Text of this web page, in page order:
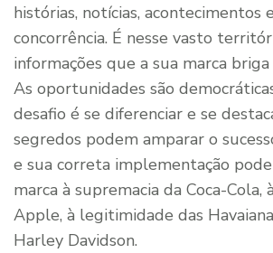
histórias, notícias, acontecimentos
concorrência. É nesse vasto
informações que a sua marca
As oportunidades são
desafio é se diferenciar e se
segredos podem amparar o
e sua correta implementação
marca à supremacia da Coca-Cola,
Apple, à legitimidade das
Harley Davidson.